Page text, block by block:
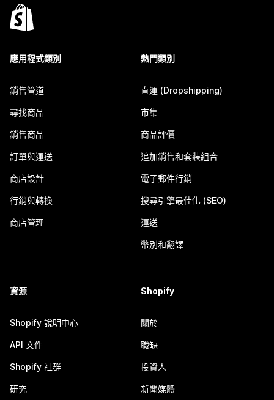
應用程式類別
銷售管道
尋找商品
銷售商品
訂單與運送
商店設計
行銷與轉換
商店管理
熱門類別
直運 (Dropshipping)
市集
商品評價
追加銷售和套裝組合
電子郵件行銷
搜尋引擎最佳化 (SEO)
運送
幣別和翻譯
資源
Shopify 說明中心
API 文件
Shopify 社群
研究
Shopify
關於
職缺
投資人
新聞媒體